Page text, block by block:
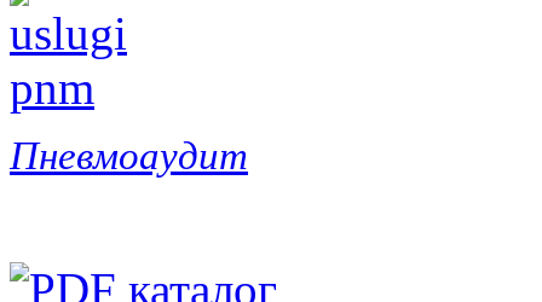
Пневмоаудит